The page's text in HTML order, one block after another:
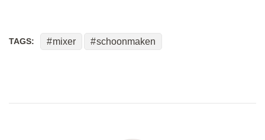
TAGS: mixer schoonmaken